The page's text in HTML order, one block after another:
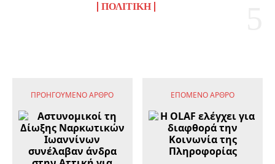
ΠΟΛΙΤΙΚΉ
ΠΡΟΗΓΟΎΜΕΝΟ ΆΡΘΡΟ ΕΠΌΜΕΝΟ ΆΡΘΡΟ